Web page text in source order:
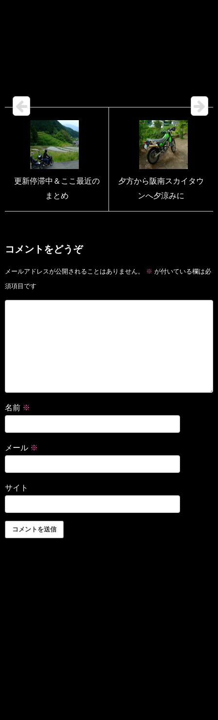
更新停滞中＆ここ最近の
まとめ
夕方から阪南スカイタウ
ンへ夕涼みに
コメントをどうぞ
メールアドレスが公開されることはありません。 ※ が付いている欄は必
須項目です
名前 ※
メール ※
サイト